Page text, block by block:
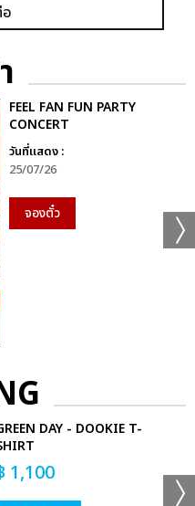
FEEL FAN FUN PARTY
CONCERT
วันที่แสดง :
25/07/26
จองตั๋ว
DAY - DOOKIE T-
1,100